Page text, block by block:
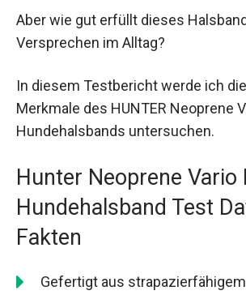
Aber wie gut erfüllt dieses
Versprechen im Alltag?
In diesem Testbericht werde ich
Merkmale des HUNTER Neoprene
Hundehalsbands untersuchen.
Hunter Neoprene Vario
Hundehalsband Test
Fakten
Gefertigt aus